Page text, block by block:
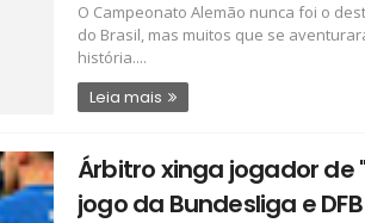
O Campeonato Alemão nunca foi o
do Brasil, mas muitos que se
história....
Leia mais
Árbitro xinga jogador
jogo da Bundesliga e